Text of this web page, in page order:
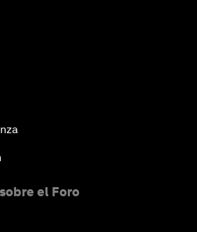
el Foro